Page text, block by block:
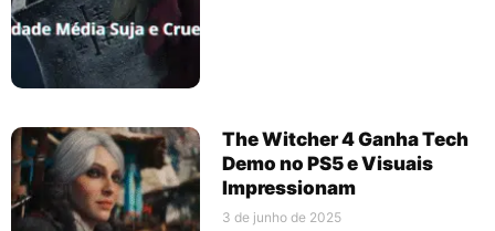
The Witcher 4 Ganha Tech
Demo no PS5 e Visuais
Impressionam
3 de junho de 2025